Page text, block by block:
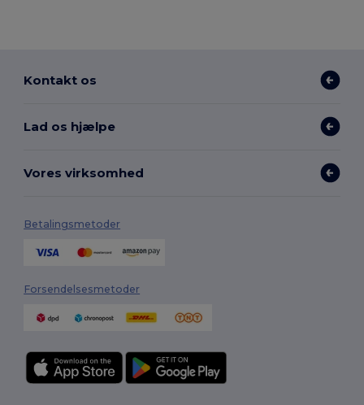
Kontakt os
Lad os hjælpe
Vores virksomhed
Betalingsmetoder
Forsendelsesmetoder